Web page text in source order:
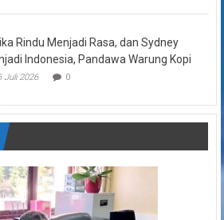
Rindu Menjadi Rasa, dan Sydney
Indonesia, Pandawa Warung Kopi
Juli 2026 0